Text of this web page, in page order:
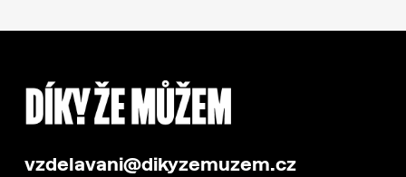
vzdelavani@dikyzemuzem.cz